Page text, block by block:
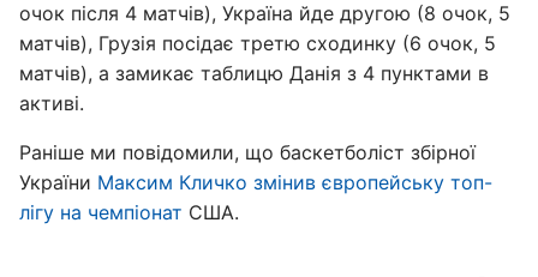
очок після 4 матчів), Україна йде другою (8 очок, 5
матчів), Грузія посідає третю сходинку (6 очок, 5
матчів), а замикає таблицю Данія з 4 пунктами в
активі.
Раніше ми повідомили, що баскетболіст збірної
України Максим Кличко змінив європейську топ-
лігу на чемпіонат США.